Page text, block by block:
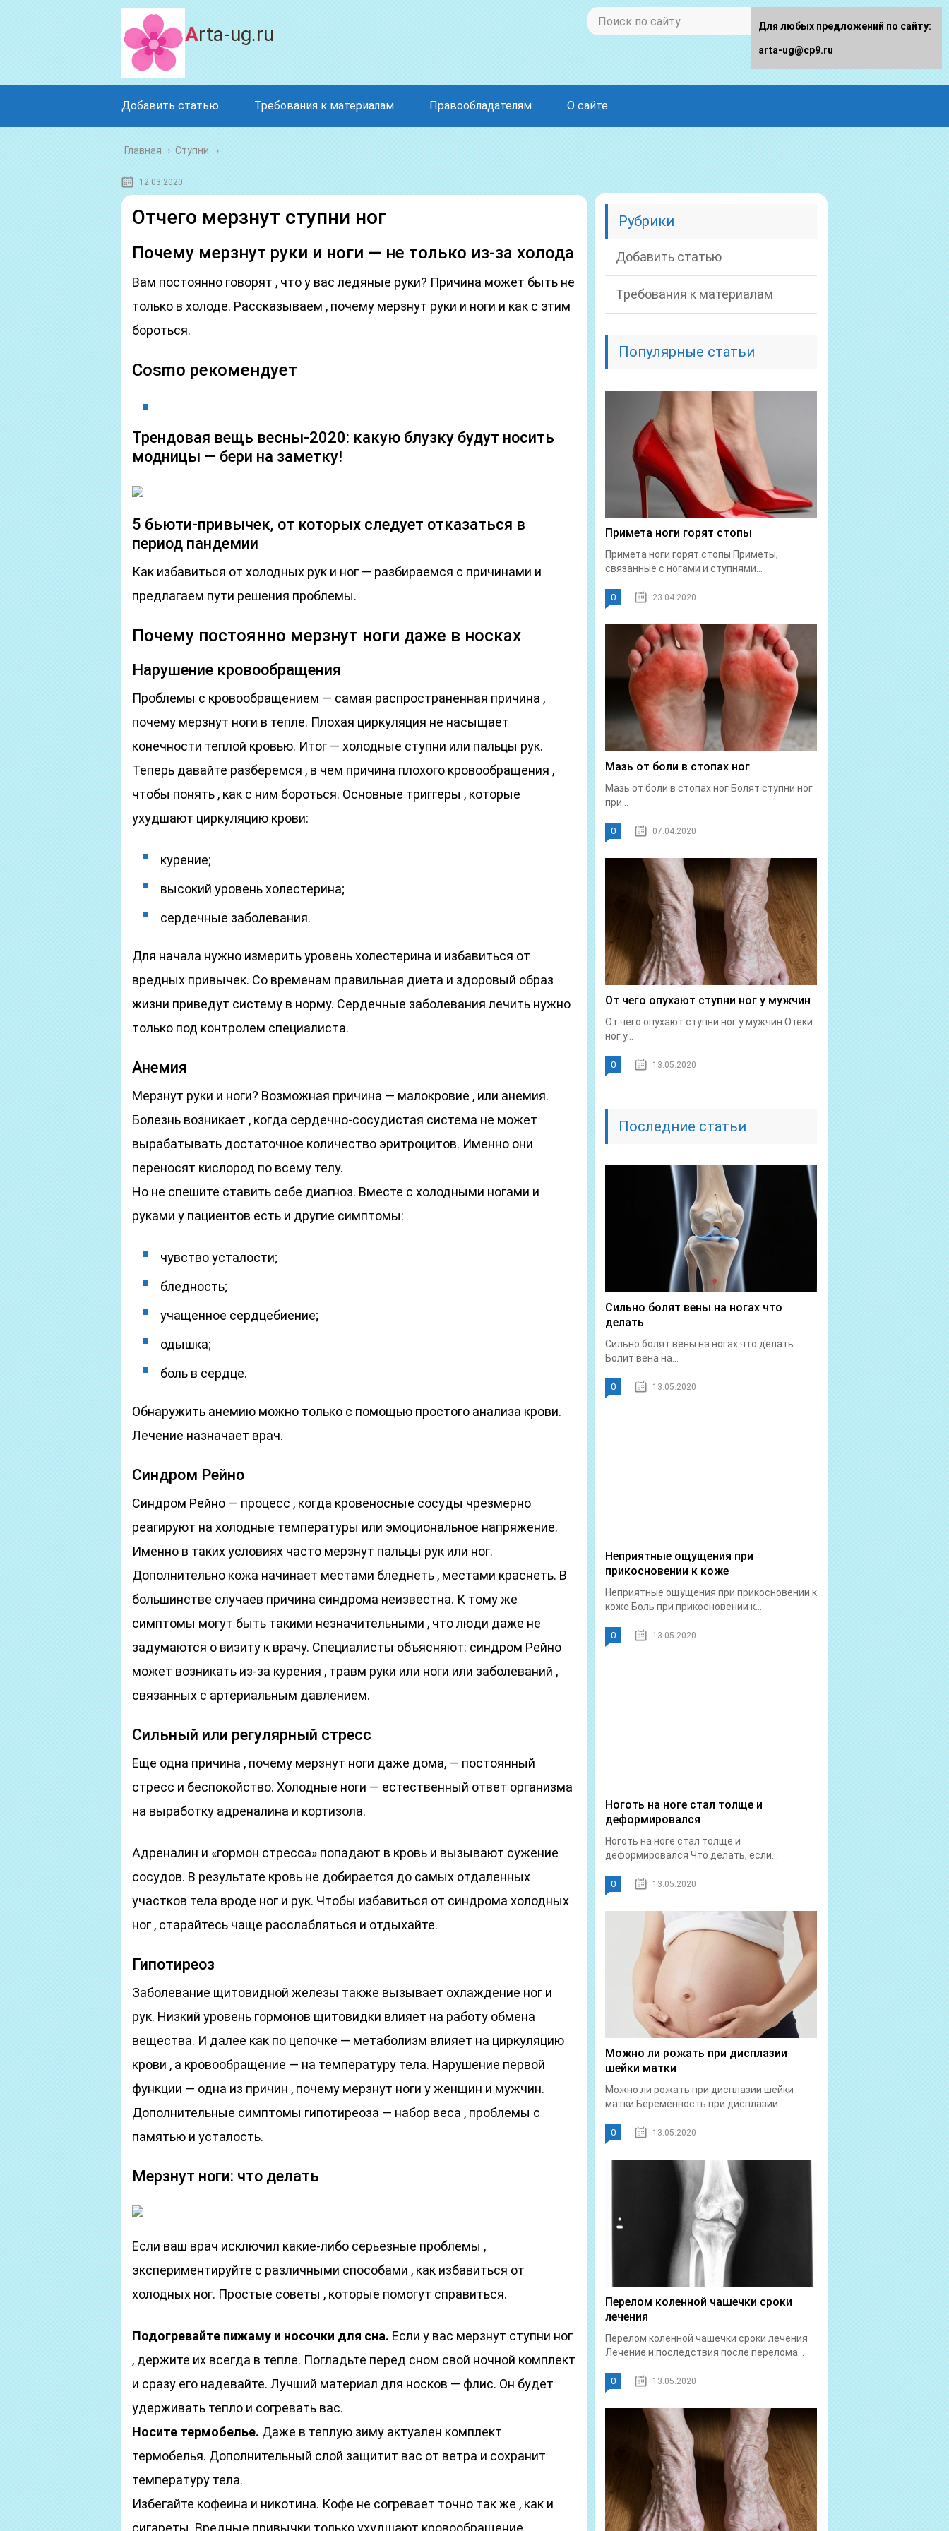
Arta-ug.ru
Добавить статью Требования к материалам Правообладателям О сайте
Главная › Ступни
12.03.2020
Отчего мерзнут ступни ног
Почему мерзнут руки и ноги — не только из-за холода
Вам постоянно говорят , что у вас ледяные руки? Причина может быть не
только в холоде. Рассказываем , почему мерзнут руки и ноги и как с этим
бороться.
Cosmo рекомендует
Трендовая вещь весны-2020: какую блузку будут носить
модницы — бери на заметку!
5 бьюти-привычек, от которых следует отказаться в
период пандемии
Как избавиться от холодных рук и ног — разбираемся с причинами и
предлагаем пути решения проблемы.
Почему постоянно мерзнут ноги даже в носках
Нарушение кровообращения
Проблемы с кровообращением — самая распространенная причина ,
почему мерзнут ноги в тепле. Плохая циркуляция не насыщает
конечности теплой кровью. Итог — холодные ступни или пальцы рук.
Теперь давайте разберемся , в чем причина плохого кровообращения ,
чтобы понять , как с ним бороться. Основные триггеры , которые
ухудшают циркуляцию крови:
курение;
высокий уровень холестерина;
сердечные заболевания.
Для начала нужно измерить уровень холестерина и избавиться от
вредных привычек. Со временам правильная диета и здоровый образ
жизни приведут систему в норму. Сердечные заболевания лечить нужно
только под контролем специалиста.
Анемия
Мерзнут руки и ноги? Возможная причина — малокровие , или анемия.
Болезнь возникает , когда сердечно-сосудистая система не может
вырабатывать достаточное количество эритроцитов. Именно они
переносят кислород по всему телу.
Но не спешите ставить себе диагноз. Вместе с холодными ногами и
руками у пациентов есть и другие симптомы:
чувство усталости;
бледность;
учащенное сердцебиение;
одышка;
боль в сердце.
Обнаружить анемию можно только с помощью простого анализа крови.
Лечение назначает врач.
Синдром Рейно
Синдром Рейно — процесс , когда кровеносные сосуды чрезмерно
реагируют на холодные температуры или эмоциональное напряжение.
Именно в таких условиях часто мерзнут пальцы рук или ног.
Дополнительно кожа начинает местами бледнеть , местами краснеть. В
большинстве случаев причина синдрома неизвестна. К тому же
симптомы могут быть такими незначительными , что люди даже не
задумаются о визиту к врачу. Специалисты объясняют: синдром Рейно
может возникать из-за курения , травм руки или ноги или заболеваний ,
связанных с артериальным давлением.
Сильный или регулярный стресс
Еще одна причина , почему мерзнут ноги даже дома, — постоянный
стресс и беспокойство. Холодные ноги — естественный ответ организма
на выработку адреналина и кортизола.
Адреналин и «гормон стресса» попадают в кровь и вызывают сужение
сосудов. В результате кровь не добирается до самых отдаленных
участков тела вроде ног и рук. Чтобы избавиться от синдрома холодных
ног , старайтесь чаще расслабляться и отдыхайте.
Гипотиреоз
Заболевание щитовидной железы также вызывает охлаждение ног и
рук. Низкий уровень гормонов щитовидки влияет на работу обмена
вещества. И далее как по цепочке — метаболизм влияет на циркуляцию
крови , а кровообращение — на температуру тела. Нарушение первой
функции — одна из причин , почему мерзнут ноги у женщин и мужчин.
Дополнительные симптомы гипотиреоза — набор веса , проблемы с
памятью и усталость.
Мерзнут ноги: что делать
Если ваш врач исключил какие-либо серьезные проблемы ,
экспериментируйте с различными способами , как избавиться от
холодных ног. Простые советы , которые помогут справиться.
Подогревайте пижаму и носочки для сна. Если у вас мерзнут ступни ног
, держите их всегда в тепле. Погладьте перед сном свой ночной комплект
и сразу его надевайте. Лучший материал для носков — флис. Он будет
удерживать тепло и согревать вас.
Носите термобелье. Даже в теплую зиму актуален комплект
термобелья. Дополнительный слой защитит вас от ветра и сохранит
температуру тела.
Избегайте кофеина и никотина. Кофе не согревает точно так же , как и
сигареты. Вредные привычки только ухудшают кровообращение.
Рубрики
Добавить статью
Требования к материалам
Популярные статьи
Примета ноги горят стопы
Примета ноги горят стопы Приметы,
связанные с ногами и ступнями...
0 23.04.2020
Мазь от боли в стопах ног
Мазь от боли в стопах ног Болят ступни ног
при...
0 07.04.2020
От чего опухают ступни ног у мужчин
От чего опухают ступни ног у мужчин Отеки
ног у...
0 13.05.2020
Последние статьи
Сильно болят вены на ногах что
делать
Сильно болят вены на ногах что делать
Болит вена на...
0 13.05.2020
Неприятные ощущения при
прикосновении к коже
Неприятные ощущения при прикосновении к
коже Боль при прикосновении к...
0 13.05.2020
Ноготь на ноге стал толще и
деформировался
Ноготь на ноге стал толще и
деформировался Что делать, если...
0 13.05.2020
Можно ли рожать при дисплазии
шейки матки
Можно ли рожать при дисплазии шейки
матки Беременность при дисплазии...
0 13.05.2020
Перелом коленной чашечки сроки
лечения
Перелом коленной чашечки сроки лечения
Лечение и последствия после перелома...
0 13.05.2020
Для любых предложений по сайту:
arta-ug@cp9.ru